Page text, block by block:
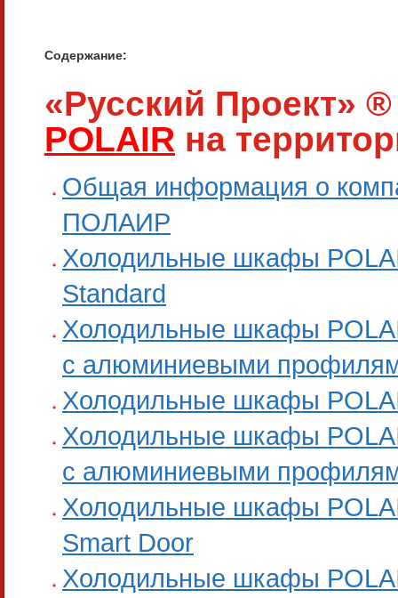
Содержание:
«Русский Проект»
POLAIR на
Общая информация о
ПОЛАИР
Холодильные шкафы
Standard
Холодильные шкафы
с алюминиевыми
Холодильные шкафы
Холодильные шкафы
с алюминиевыми
Холодильные шкафы
Smart Door
Холодильные шкафы